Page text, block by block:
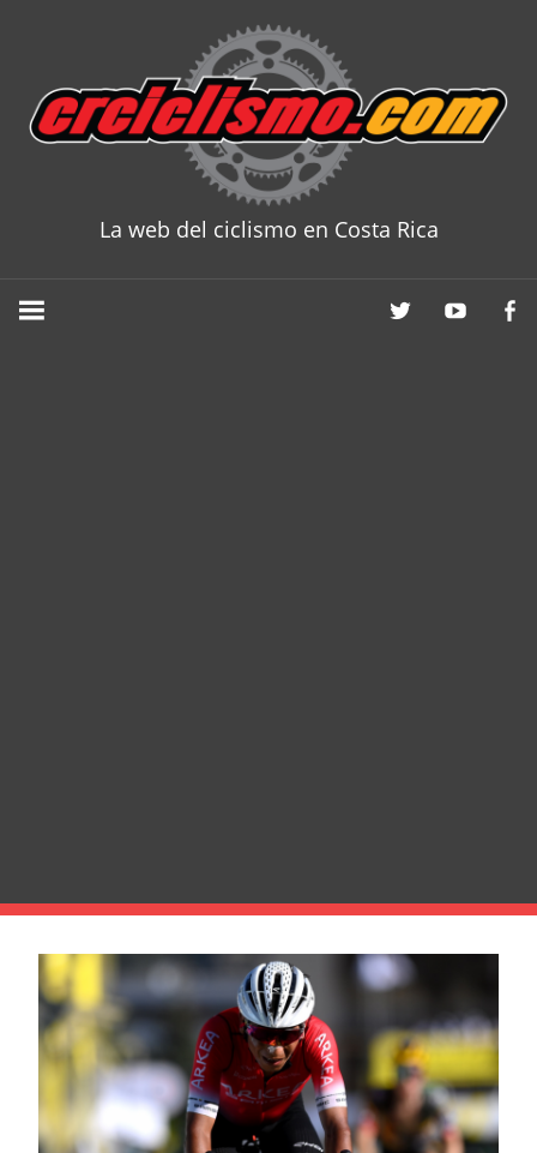
content
La web del ciclismo en Costa Rica